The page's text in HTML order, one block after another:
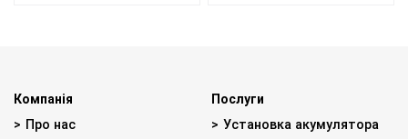
Компанія
Про нас
Послуги
Установка акумулятора